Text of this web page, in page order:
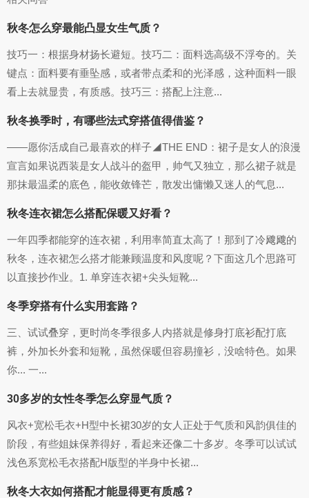
秋冬怎么穿最能凸显女生气质？
技巧一：根据身材扬长避短。技巧二：面料选高级不浮夸的。关
键点：面料要有垂坠感，或者带点柔和的光泽感，这种面料一眼
看上去就显贵，有质感。技巧三：搭配上注意...
秋冬换季时，有哪些法式穿搭值得借鉴？
——愿你活成自己最喜欢的样子◢THE END：裙子是女人的浪漫
宣言如果说西装是女人战斗的盔甲，帅气又独立，那么裙子就是
那抹最温柔的底色，能收敛锋芒，散发出慵懒又迷人的气息...
秋冬连衣裙怎么搭配保暖又好看？
一年四季都能穿的连衣裙，利用率简直太高了！那到了冷飕飕的
秋冬，连衣裙怎么搭才能兼顾温度和风度呢？下面这几个思路可
以直接抄作业。1. 单穿连衣裙+尖头短靴...
冬季穿搭有什么实用套路？
三、试试叠穿，更时尚冬季很多人内搭就是修身打底衫配打底
裤，外加长外套和短靴，虽然保暖但容易撞衫，没啥特色。如果
你... 一...
30多岁的女性冬季怎么穿显气质？
风衣+宽松毛衣+H型中长裙30岁的女人正处于气质和风韵俱佳的
阶段，有些姐妹保养得好，看起来还像二十多岁。冬季可以试试
浅色系宽松毛衣搭配H版型的半身中长裙...
秋冬大衣如何搭配才能显得更有质感？